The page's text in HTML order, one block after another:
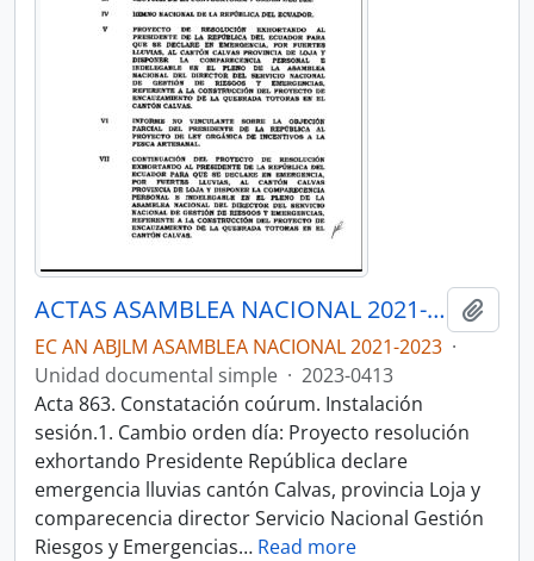
ACTAS ASAMBLEA NACIONAL 2021-2023
EC AN ABJLM ASAMBLEA NACIONAL 2021-2023 ·
Unidad documental simple · 2023-0413
Acta 863. Constatación coúrum. Instalación
sesión.1. Cambio orden día: Proyecto resolución
exhortando Presidente República declare
emergencia lluvias cantón Calvas, provincia Loja y
comparecencia director Servicio Nacional Gestión
Riesgos y Emergencias… Read more